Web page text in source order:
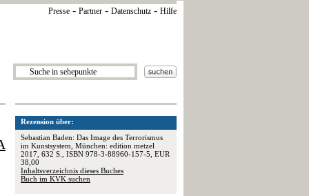
Presse - Partner - Datenschutz - Hilfe
Rezension über:
Sebastian Baden: Das Image des Terrorismus
im Kunstsystem, München: edition metzel
2017, 632 S., ISBN 978-3-88960-157-5, EUR
38,00
Inhaltsverzeichnis dieses Buches
Buch im KVK suchen